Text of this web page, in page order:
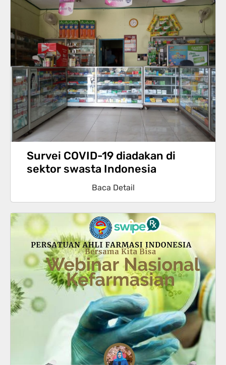
Survei COVID-19 diadakan di
sektor swasta Indonesia
Baca Detail